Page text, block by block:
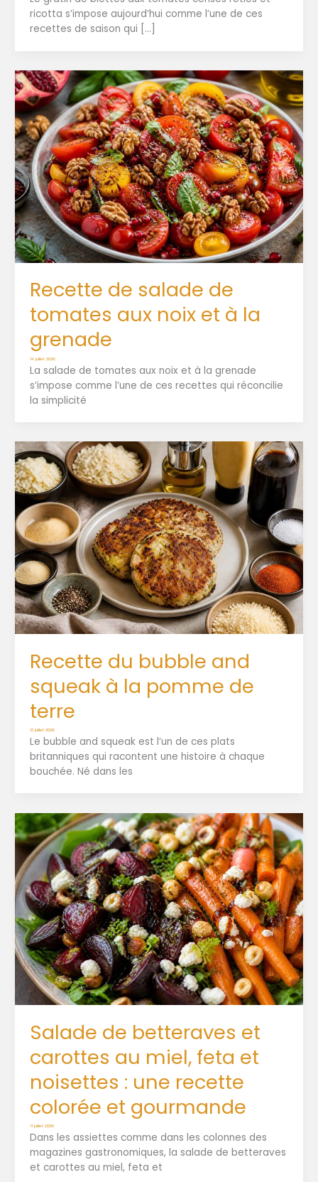
ricotta s’impose aujourd’hui comme l’une de ces
recettes de saison qui […]
Recette de salade de
tomates aux noix et à la
grenade
14 juillet 2026
La salade de tomates aux noix et à la grenade
s’impose comme l’une de ces recettes qui réconcilie
la simplicité
Recette du bubble and
squeak à la pomme de
terre
13 juillet 2026
Le bubble and squeak est l’un de ces plats
britanniques qui racontent une histoire à chaque
bouchée. Né dans les
Salade de betteraves et
carottes au miel, feta et
noisettes : une recette
colorée et gourmande
11 juillet 2026
Dans les assiettes comme dans les colonnes des
magazines gastronomiques, la salade de betteraves
et carottes au miel, feta et